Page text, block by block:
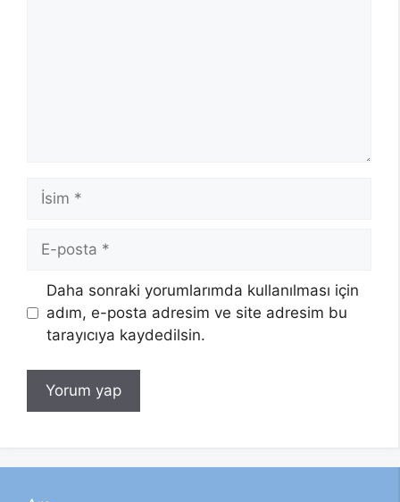
İsim
posta
Daha sonraki yorumlarımda kullanılması için
adım, e-posta adresim ve site adresim bu
tarayıcıya kaydedilsin.